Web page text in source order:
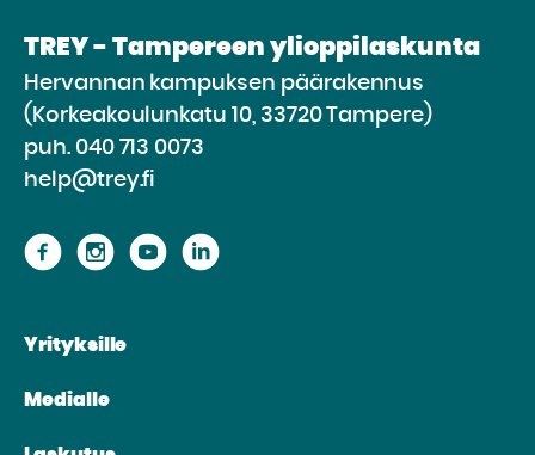
TREY - Tampereen ylioppilaskunta
Hervannan kampuksen päärakennus
(Korkeakoulunkatu 10, 33720 Tampere)
puh. 040 713 0073
help@trey.fi
SiirrySiirrySiirrySiirry
Yrityksille
Medialle